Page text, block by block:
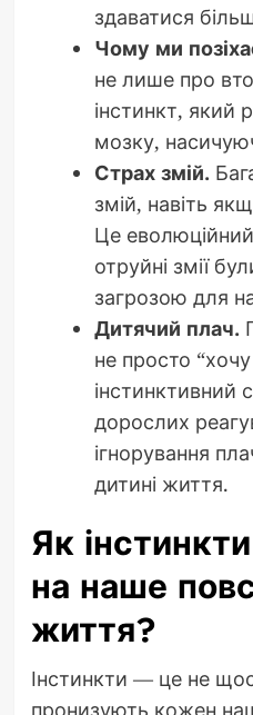
здаватися
Чому ми
не лише про
інстинкт, який
мозку,
Страх змій.
змій, навіть
Це
отруйні змії
загрозою для
Дитячий плач.
не просто
інстинктивний
дорослих
ігнорування
дитині життя.
Як
на наше
життя?
Інстинкти — це не
пронизують кожен